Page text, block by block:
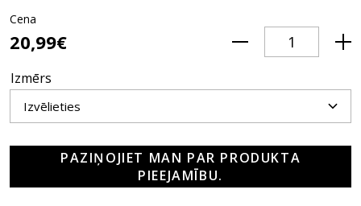
Cena
20,99€
Izmērs
PAZIŅOJIET MAN PAR PRODUKTA
PIEEJAMĪBU.